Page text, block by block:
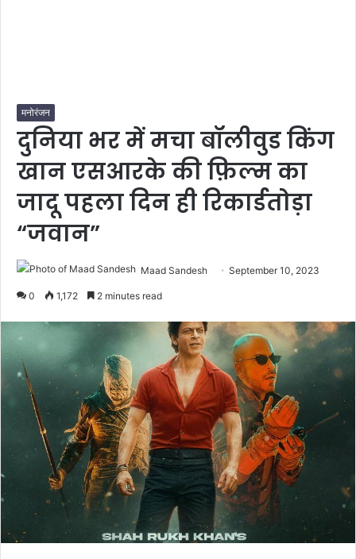
मनोरंजन
दुनिया भर में मचा बॉलीवुड किंग
खान एसआरके की फ़िल्म का
जादू पहला दिन ही रिकार्डतोड़ा
“जवान”
Maad Sandesh September 10, 2023
0 1,172 2 minutes read